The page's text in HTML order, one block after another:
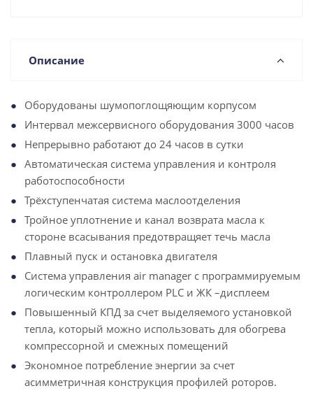
Описание
Оборудованы шумопоглощяющим корпусом
Интервал межсервисного оборудования 3000 часов
Непрерывно работают до 24 часов в сутки
Автоматическая система управления и контроля
работоспособности
Трёхступенчатая система маслоотделения
Тройное уплотнение и канал возврата масла к
стороне всасывания предотвращяет течь масла
Плавный пуск и остановка двигателя
Система управления air manager с программируемым
логическим контроллером PLC и ЖК –дисплеем
Повышенный КПД за счет выделяемого установкой
тепла, который можно использовать для обогрева
компрессорной и смежных помещений
Экономное потребление энергии за счет
асимметричная конструкция профилей роторов.